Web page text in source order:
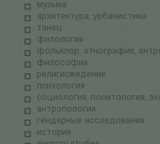
музыка
архитектура, урбанистика
танец
филология
фольклор, этнография,
философия
религиоведение
психология
социология, политология,
антропология
гендерные исследования
история